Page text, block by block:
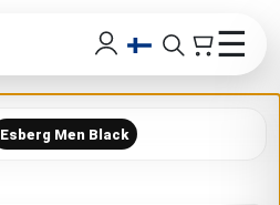
☰
Esberg Men Black